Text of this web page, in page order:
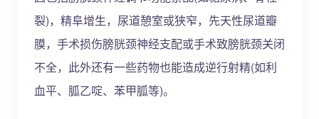
裂)，精阜增生，尿道憩室或狭窄，先天性尿道瓣
膜，手术损伤膀胱颈神经支配或手术致膀胱颈关闭
不全，此外还有一些药物也能造成逆行射精(如利
血平、胍乙啶、苯甲胍等)。